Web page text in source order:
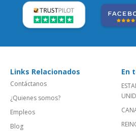
Links Relacionados
Contáctanos
¿Quienes somos?
Empleos
Blog
En